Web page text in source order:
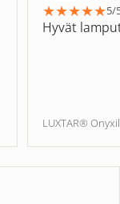
★★★★★5/
Hyvät
LUXTAR®